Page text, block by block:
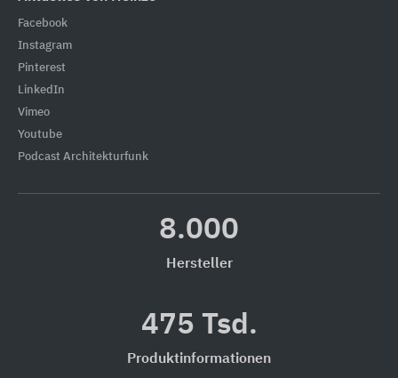
Facebook
Instagram
Pinterest
LinkedIn
Vimeo
Youtube
Podcast Architekturfunk
8.000
Hersteller
475 Tsd.
Produktinformationen